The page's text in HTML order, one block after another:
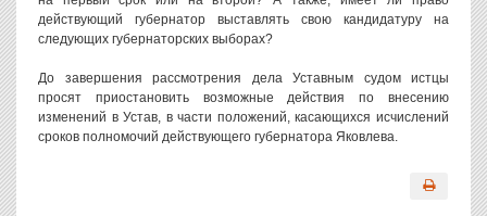
действующий губернатор выставлять свою кандидатуру на
следующих губернаторских выборах?
До завершения рассмотрения дела Уставным судом истцы
просят приостановить возможные действия по внесению
изменений в Устав, в части положений, касающихся исчислений
сроков полномочий действующего губернатора Яковлева.